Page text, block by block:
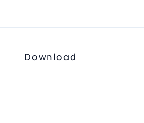
Download